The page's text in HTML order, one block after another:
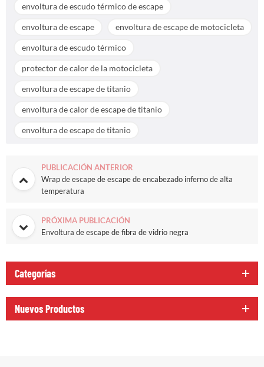
envoltura de escudo térmico de escape
envoltura de escape envoltura de escape de motocicleta
envoltura de escudo térmico
protector de calor de la motocicleta
envoltura de escape de titanio
envoltura de calor de escape de titanio
envoltura de escape de titanio
PUBLICACIÓN ANTERIOR
Wrap de escape de escape de encabezado inferno de alta
temperatura
PRÓXIMA PUBLICACIÓN
Envoltura de escape de fibra de vidrio negra
Categorías
Nuevos Productos